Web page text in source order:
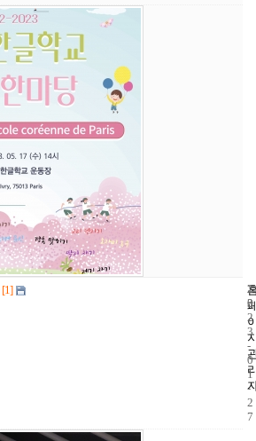
[1]
2
3
2
0
2
3
-
0
1
-
2
7